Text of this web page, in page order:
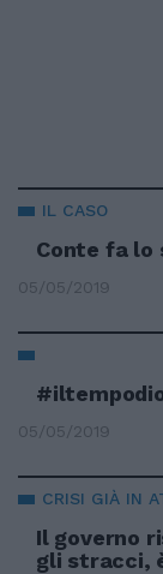
IL CASO
Conte fa lo
05/05/2019
05/05/2019
CRISI GIÀ IN
Il governo
gli stracci,